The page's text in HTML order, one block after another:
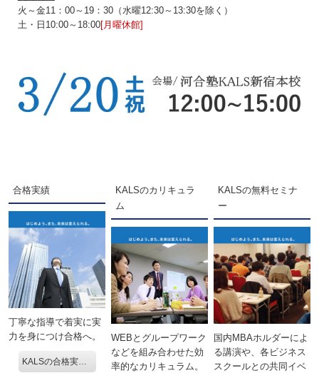
火～金11：00～19：30（水曜12:30～13:30を除く）
土・日10:00～18:00[月曜休館]
合格実績
丁寧な指導で着実に実
力を身につけ合格へ。
KALSの合格実績を見る。
KALSのカリキュラ
ム
WEBとグループワーク
などを組み合わせた効
率的なカリキュラム。
KALSの無料セミナ
ー
国内MBAホルダーによ
る講演や、各ビジネス
スクールとの共同イベ